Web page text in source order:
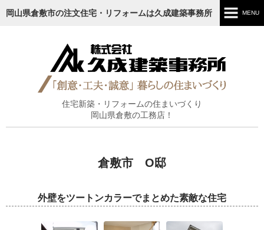
岡山県倉敷市の注文住宅・リフォームは久成建築事務所 MENU
ごあいさつ
施工実績
住宅新築・リフォームの住まいづくり
岡山県倉敷の工務店！
倉敷市 O邸
外壁をツートンカラーでまとめた素敵な住宅